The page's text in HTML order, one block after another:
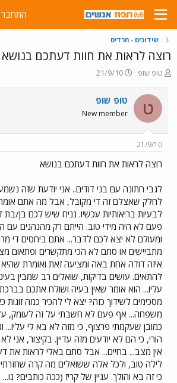
התחבר
שידוכים - חרדים
רוצה לראות את חוות דעתכם בנושא
פ
ח
ה
ו
ש
טופ שופ
פ
ס
ם
ת
י
21/9/10
ט טופ שופ
New member
21/9/10
רוצה לראות את חוות דעתכם בנושא
לגבי חתונה עם בני דודים.. אני יודעת שזה
לחלק שאצלם זה די מקובל, אבל מה אתם
לבעיות בריאותיות עכשיו. נניח שיש לכם בן/
פעם לא היה מידי טוב. הייתם רק מהנהנים
ומעולם לא יצא לכם לדבר... אתם ביחסים די
מתביישים או סתם לא הכי מתקשרים ופתאום
איזה דודה אחת באה ומציעה זאת ואומרת
להתאים. עושים בדיקות, שואלים רב שמבין
עליו... הוא אומר שאין בעיה ושולח אתכם
מסכימים לשידוך כזה? יצא לי להכיר כמה
משפחה... אף פעם לא חשבתי על זה לעומק,
כמובן שעקמתי פרצוף, כי מזה לא בא לי עליו...
הורי, כי הם לא יודעים מזה עדיין. בקיצור, אני
אין מצב... בחיים... אבל סתם באלי לראות את
לילה טוב, ולכל אלה ששואלים מה קרה
כי זה בא והולך. עניין של קריז (ככה כותבים?